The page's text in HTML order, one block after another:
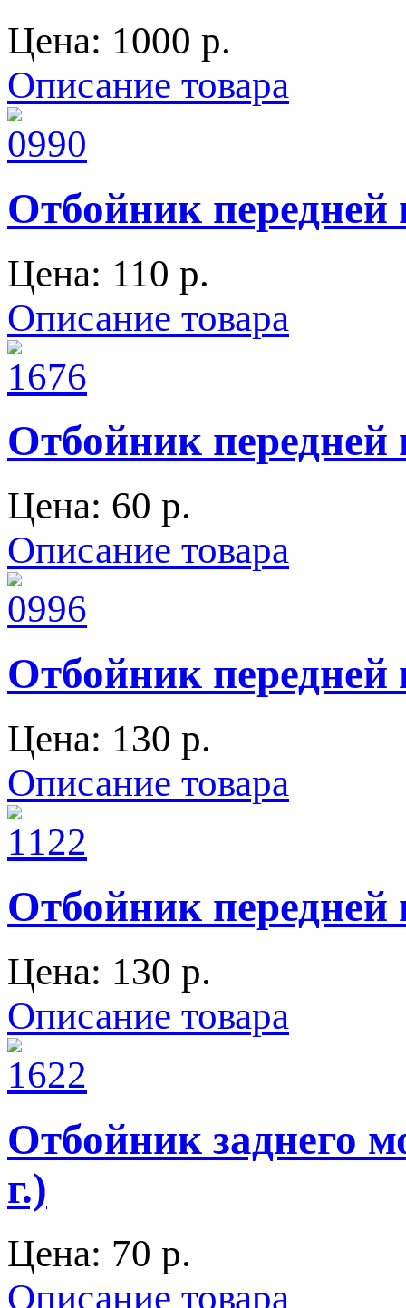
Цена: 1000 p.
Описание товара
Отбойник передней
Цена: 110 p.
Описание товара
Отбойник передней
Цена: 60 p.
Описание товара
Отбойник передней
Цена: 130 p.
Описание товара
Отбойник передней
Цена: 130 p.
Описание товара
Отбойник заднего
г.)
Цена: 70 p.
Описание товара